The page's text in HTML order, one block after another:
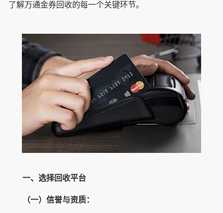
了解万通金券回收的每一个关键环节。
一、选择回收平台
（一）信誉与资质：